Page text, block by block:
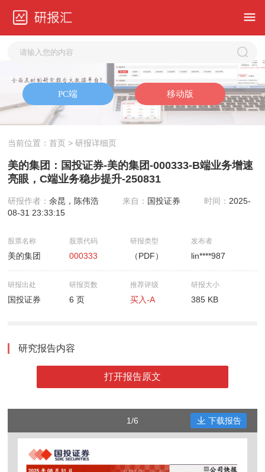
当前位置：首页 > 研报详细页
美的集团：国投证券-美的集团-000333-B端业务增速
亮眼，C端业务稳步提升-250831
研报作者：余昆，陈伟浩 来自： 国投证券 时间： 2025-
08-31 23:33:15
股票名称
美的集团
股票代码
000333
研报类型
（PDF）
发布者
lin****987
研报出处
国投证券
研报页数
6 页
推荐评级
买入-A
研报大小
385 KB
研究报告内容
打开报告原文
1/6 下载报告